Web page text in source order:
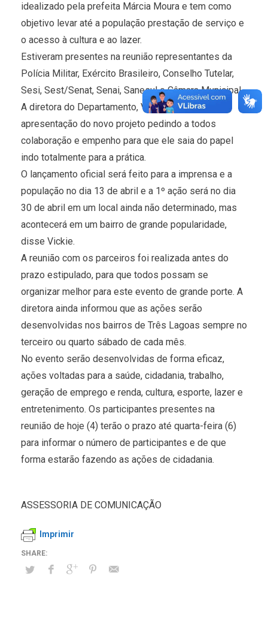
idealizado pela prefeita Márcia Moura e tem como
objetivo levar até a população prestação de serviço e
o acesso à cultura e ao lazer.
Estiveram presentes na reunião representantes da
Polícia Militar, Exército Brasileiro, Conselho Tutelar,
Sesi, Sest/Senat, Senai, Sanesul e Câmara Municipal.
A diretora do Departamento, Vickie Vituri, fez uma
apresentação do novo projeto pedindo a todos
colaboração e empenho para que ele saia do papel
indo totalmente para a prática.
O lançamento oficial será feito para a imprensa e a
população no dia 13 de abril e a 1º ação será no dia
30 de abril em um local ainda não determinado, mas
acontecerá em um bairro de grande popularidade,
disse Vickie.
A reunião com os parceiros foi realizada antes do
prazo estipulado, para que todos possam se
organizar melhor para este evento de grande porte. A
diretora ainda informou que as ações serão
desenvolvidas nos bairros de Três Lagoas sempre no
terceiro ou quarto sábado de cada mês.
No evento serão desenvolvidas de forma eficaz,
ações voltadas para a saúde, cidadania, trabalho,
geração de emprego e renda, cultura, esporte, lazer e
entretenimento. Os participantes presentes na
reunião de hoje (4) terão o prazo até quarta-feira (6)
para informar o número de participantes e de que
forma estarão fazendo as ações de cidadania.
ASSESSORIA DE COMUNICAÇÃO
Imprimir